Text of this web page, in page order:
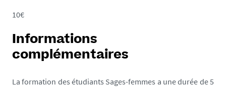
10€
Informations
complémentaires
La formation des étudiants Sages-femmes a une durée de 5